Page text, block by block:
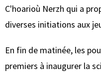
C'hoarioù Nerzh qui a
diverses initiations aux
En fin de matinée, les
premiers à inaugurer la